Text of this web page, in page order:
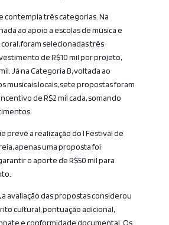
contempla três categorias. Na
ao apoio a escolas de música e
foram selecionadas três
de R$10 mil por projeto,
Já na Categoria B, voltada ao
musicais locais, sete propostas foram
de R$2 mil cada, somando
prevê a realização do I Festival de
apenas uma proposta foi
o aporte de R$50 mil para
avaliação das propostas considerou
cultural, pontuação adicional,
e conformidade documental. Os